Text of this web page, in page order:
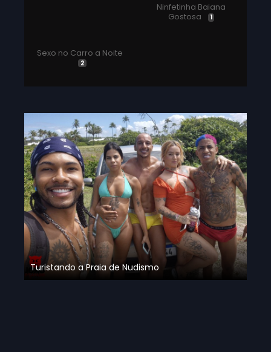
Ninfetinha Baiana
Gostosa
1
Sexo no Carro a Noite
2
Turistando a Praia de Nudismo